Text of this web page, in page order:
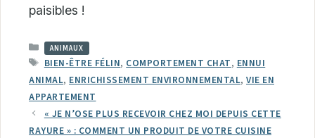
paisibles !
CATÉGORIES
ANIMAUX
ÉTIQUETTES
BIEN-ÊTRE FÉLIN, COMPORTEMENT CHAT, ENNUI
ANIMAL, ENRICHISSEMENT ENVIRONNEMENTAL, VIE EN
APPARTEMENT
« JE N’OSE PLUS RECEVOIR CHEZ MOI DEPUIS CETTE
RAYURE » : COMMENT UN PRODUIT DE VOTRE CUISINE